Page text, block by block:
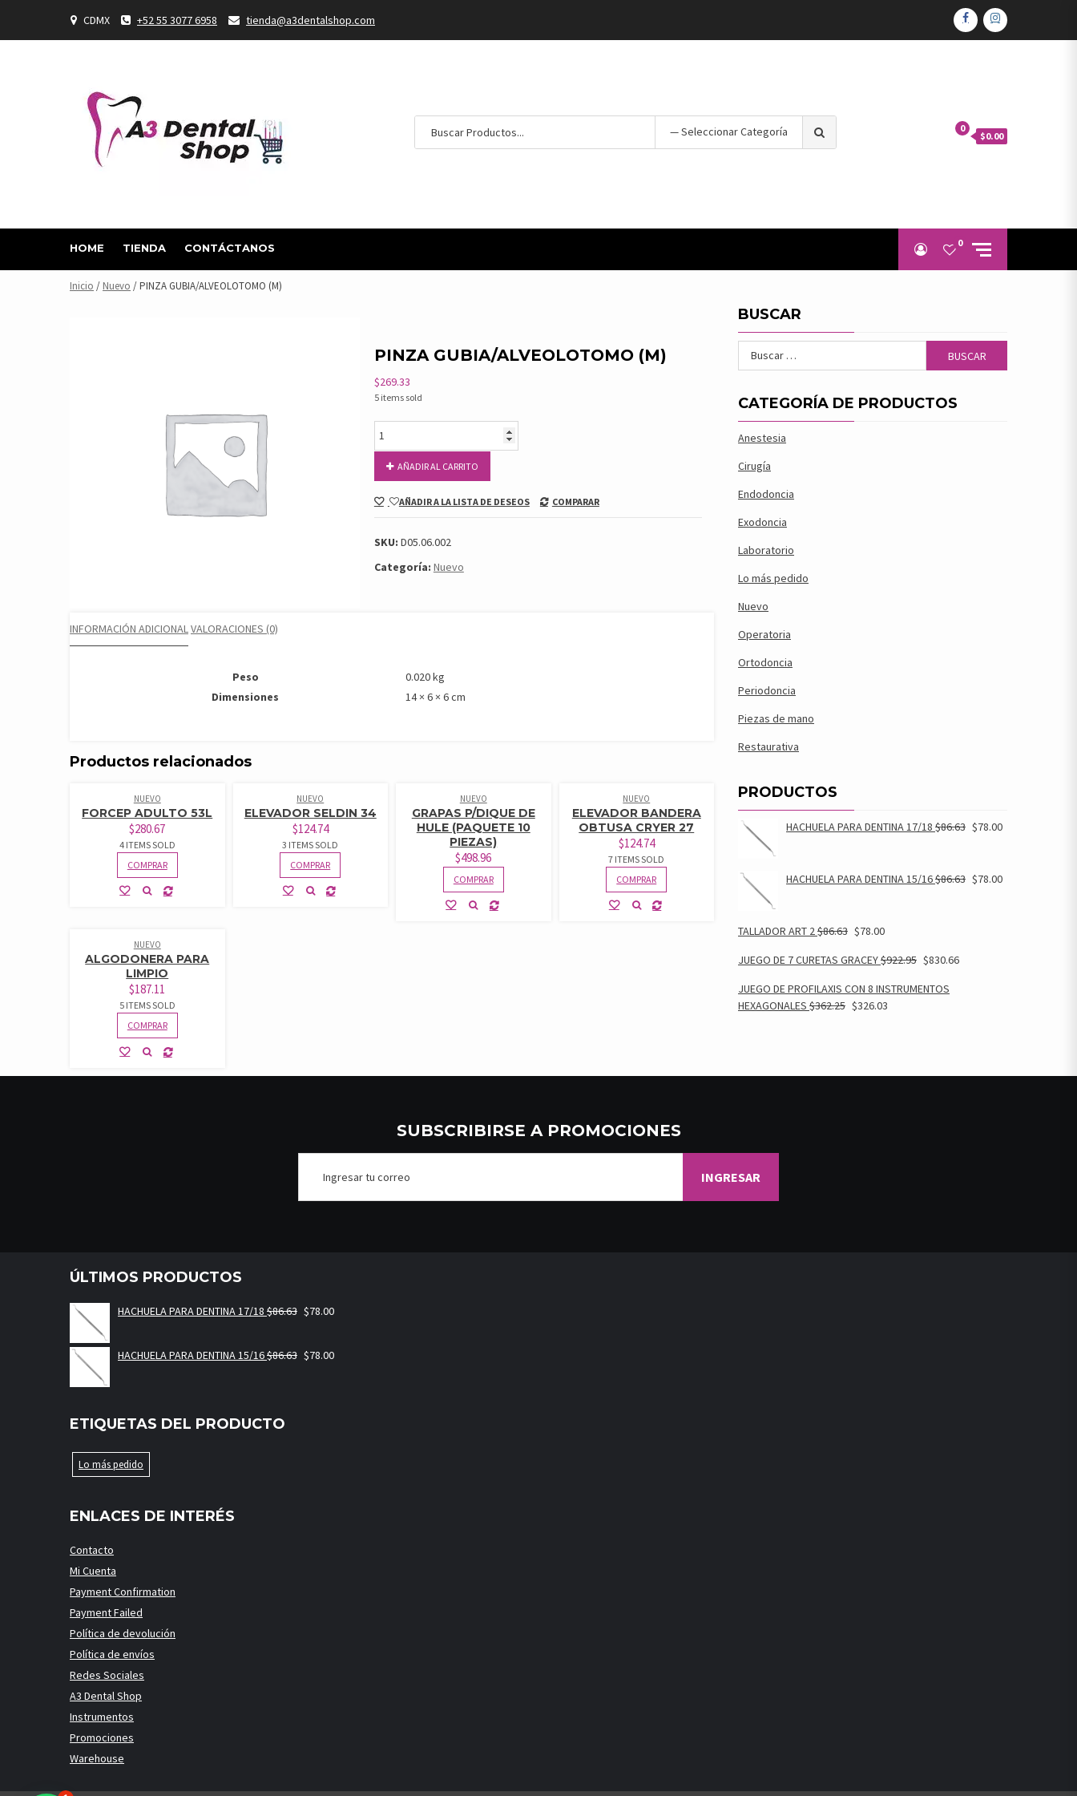
content
CDMX +52 55 3077 6958 tienda@a3dentalshop.com FACEBOOK
INSTAGRAM
for:
0
$0.00
HOME TIENDA CONTÁCTANOS 0
Inicio / Nuevo / PINZA GUBIA/ALVEOLOTOMO (M)
PINZA GUBIA/ALVEOLOTOMO (M)
$269.33
5 items sold
(M)
cantidad
AÑADIR AL CARRITO
AÑADIR A LA LISTA DE DESEOS COMPARAR
SKU: D05.06.002
Categoría: Nuevo
INFORMACIÓN ADICIONALVALORACIONES (0)
Peso
0.020 kg
Dimensiones
14 × 6 × 6 cm
Productos relacionados
NUEVO
FORCEP ADULTO 53L
$280.67
4 ITEMS SOLD
COMPRAR
NUEVO
ELEVADOR SELDIN 34
$124.74
3 ITEMS SOLD
COMPRAR
NUEVO
GRAPAS P/DIQUE DE
HULE (PAQUETE 10
PIEZAS)
$498.96
COMPRAR
NUEVO
ELEVADOR BANDERA
OBTUSA CRYER 27
$124.74
7 ITEMS SOLD
COMPRAR
NUEVO
ALGODONERA PARA
LIMPIO
$187.11
5 ITEMS SOLD
COMPRAR
BUSCAR
CATEGORÍA DE PRODUCTOS
Anestesia
Cirugía
Endodoncia
Exodoncia
Laboratorio
Lo más pedido
Nuevo
Operatoria
Ortodoncia
Periodoncia
Piezas de mano
Restaurativa
PRODUCTOS
HACHUELA PARA DENTINA 17/18 $86.63 $78.00
HACHUELA PARA DENTINA 15/16$86.63 $78.00
TALLADOR ART 2$86.63 $78.00
JUEGO DE 7 CURETAS GRACEY$922.95 $830.66
JUEGO DE PROFILAXIS CON 8 INSTRUMENTOS
HEXAGONALES $362.25 $326.03
SUBSCRIBIRSE A PROMOCIONES
ÚLTIMOS PRODUCTOS
HACHUELA PARA DENTINA 17/18 $86.63 $78.00
HACHUELA PARA DENTINA 15/16$86.63 $78.00
ETIQUETAS DEL PRODUCTO
Lo más pedido
ENLACES DE INTERÉS
Contacto
Mi Cuenta
Payment Confirmation
Payment Failed
Política de devolución
Política de envíos
Redes Sociales
A3 Dental Shop
Instrumentos
Promociones
Warehouse